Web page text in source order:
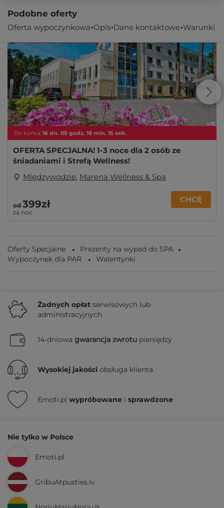
Oferta wypoczynkowa Opis Dane kontaktowe Warunki
Podobne oferty
Do końca: 16 dn. 05 godz. 18 min. 15 sek.
OFERTA SPECJALNA! 1-3 noce dla 2 osób ze
śniadaniami i Strefą Wellness!
Międzywodzie, Marena Wellness & Spa
od 399zł
za noc
CHCĘ
Oferty Specjalne
Prezenty na wypad do SPA
Wypoczynek dla PAR
Walentynki
Żadnych opłat serwisowych lub
administracyjnych
14-dniowa gwarancja zwrotu pieniędzy
Wysokiej jakości obsługa klienta
Emoti.pl wypróbowane i sprawdzone
Nie tylko w Polsce
Emoti.pl
GribuAtpusties.lv